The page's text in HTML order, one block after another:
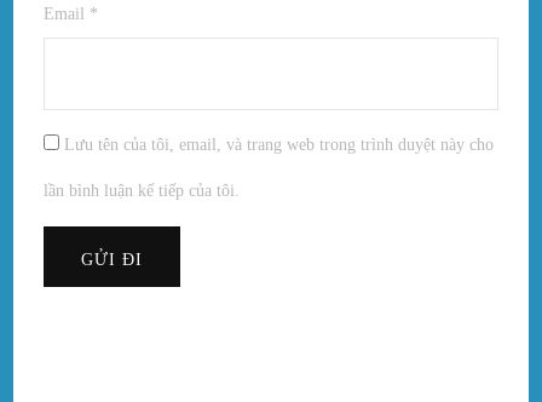
Email *
Lưu tên của tôi, email, và trang web trong trình duyệt này cho
lần bình luận kế tiếp của tôi.